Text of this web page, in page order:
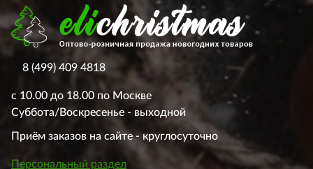
8 (499) 409 4818
с 10.00 до 18.00 по Москве
Суббота/Воскресенье - выходной
Приём заказов на сайте - круглосуточно
Персональный раздел